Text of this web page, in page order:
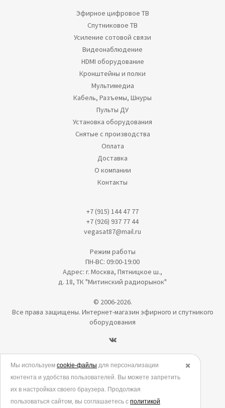
Эфирное цифровое ТВ
Спутниковое ТВ
Усиление сотовой связи
Видеонаблюдение
HDMI оборудование
Кронштейны и полки
Мультимедиа
Кабель, Разъемы, Шнуры
Пульты ДУ
Установка оборудования
Снятые с производства
Оплата
Доставка
О компании
Контакты
+7 (915) 144 47 77
+7 (926) 937 77 44
vegasat87@mail.ru
Режим работы
ПН-ВС: 09:00-19:00
Адрес: г. Москва, Пятницкое ш.,
д. 18, ТК "Митинский радиорынок"
© 2006-2026.
Все права защищены. Интернет-магазин эфирного и спутникого
оборудования
Политика в отношении обработки персональных данных
Согласие на обработку персональных данных
Согласие на обработку данных метрическими программами
✖️
Мы используем cookie-файлы для персонализации
контента и удобства пользователей. Вы можете запретить
их в настройках своего браузера. Продолжая
пользоваться сайтом, вы соглашаетесь с политикой